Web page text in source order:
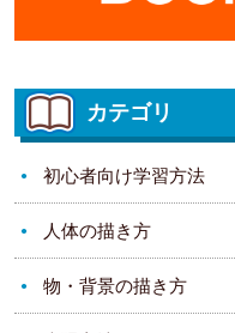
カテゴリ
初心者向け学習方法
人体の描き方
物・背景の描き方